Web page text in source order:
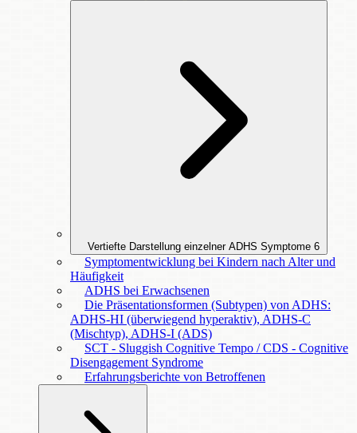
Vertiefte Darstellung einzelner ADHS Symptome 6
Symptomentwicklung bei Kindern nach Alter und
Häufigkeit
ADHS bei Erwachsenen
Die Präsentationsformen (Subtypen) von ADHS:
ADHS-HI (überwiegend hyperaktiv), ADHS-C
(Mischtyp), ADHS-I (ADS)
SCT - Sluggish Cognitive Tempo / CDS - Cognitive
Disengagement Syndrome
Erfahrungsberichte von Betroffenen